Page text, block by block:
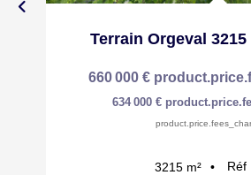
Terrain Orgeval 3215
660 000 €
634 000 €
3215 m² Réf